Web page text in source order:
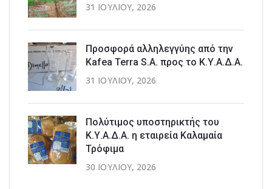
31 ΙΟΥΛΊΟΥ, 2026
Προσφορά αλληλεγγύης από την
Kafea Terra S.A. προς το Κ.Υ.Α.Δ.Α.
31 ΙΟΥΛΊΟΥ, 2026
Πολύτιμος υποστηρικτής του
Κ.Υ.Α.Δ.Α. η εταιρεία Καλαμαία
Τρόφιμα
30 ΙΟΥΛΊΟΥ, 2026